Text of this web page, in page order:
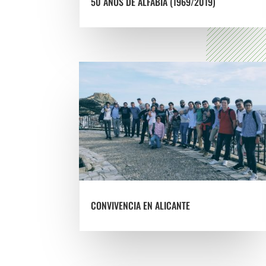
CONVIVENCIA EN ALICANTE